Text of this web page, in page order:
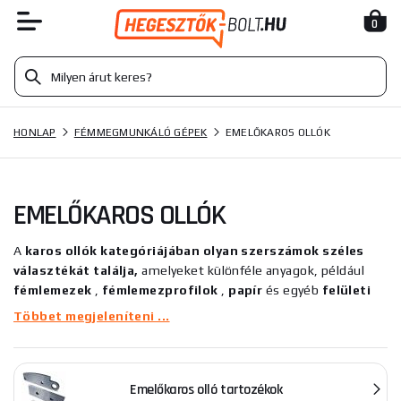
0
HONLAP FÉMMEGMUNKÁLÓ GÉPEK EMELŐKAROS OLLÓK
EMELŐKAROS OLLÓK
A karos ollók kategóriájában olyan szerszámok széles
választékát találja, amelyeket különféle anyagok, például
fémlemezek
fémlemezprofilok papír és egyéb felületi
megmunkálható anyagok vágására terveztek. Ezeket a karos
igényeinek, precíz és könnyű munkát biztosítanak robusztus
fogantyúkkal és minőségi pengével.
Többet megjeleníteni ...
Emelőkaros olló tartozékok